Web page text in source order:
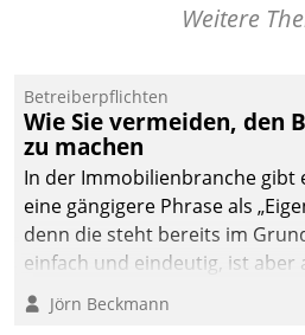
deutscher
Wohnungsunternehmen
– und beschleunigt damit
den Weg vom
Mieteranliegen zum
Dienstleisterauftrag.
Weitere
Betreiberpflichten
Wie Sie vermeiden, den
zu machen
In der Immobilienbranche gibt
eine gängigere Phrase als
denn die steht bereits im
einfach und eindeutig, ist aber
Branchenbeschäftigte wissen.
Verantwortung folgen
Jörn Beckmann